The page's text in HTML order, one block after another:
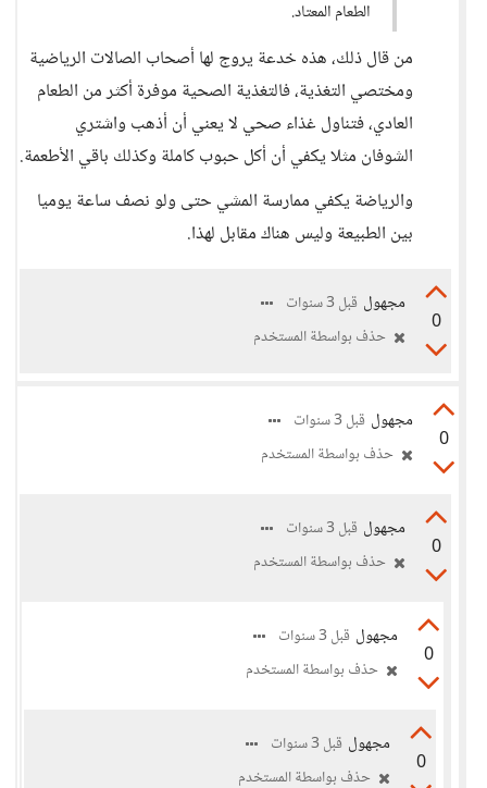
الطعام المعتاد.
من قال ذلك، هذه خدعة يروج لها أصحاب الصالات الرياضية
ومختصي التغذية، فالتغذية الصحية موفرة أكثر من الطعام
العادي، فتناول غذاء صحي لا يعني أن أذهب واشتري
الشوفان مثلا يكفي أن أكل حبوب كاملة وكذلك باقي الأطعمة.
والرياضة يكفي ممارسة المشي حتى ولو نصف ساعة يوميا
بين الطبيعة وليس هناك مقابل لهذا.
0
مجهول قبل 3 سنوات
حذف بواسطة المستخدم
0
مجهول قبل 3 سنوات
حذف بواسطة المستخدم
0
مجهول قبل 3 سنوات
حذف بواسطة المستخدم
0
مجهول قبل 3 سنوات
حذف بواسطة المستخدم
0
مجهول قبل 3 سنوات
حذف بواسطة المستخدم